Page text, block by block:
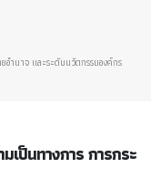
ำนาจ และระดับนวัตกรรมองค์กร
ป็นทางการ การกระ